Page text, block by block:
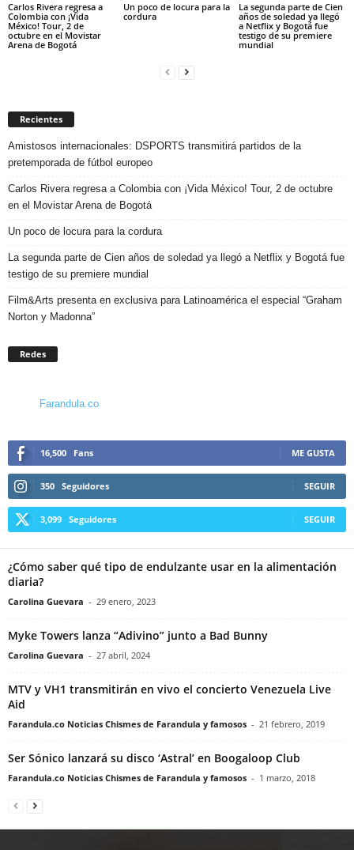
Carlos Rivera regresa a
Colombia con ¡Vida
México! Tour, 2 de
octubre en el Movistar
Arena de Bogotá
Un poco de locura para la
cordura
La segunda parte de Cien
años de soledad ya llegó
a Netflix y Bogotá fue
testigo de su premiere
mundial
Recientes
Amistosos internacionales: DSPORTS transmitirá partidos de la
pretemporada de fútbol europeo
Carlos Rivera regresa a Colombia con ¡Vida México! Tour, 2 de octubre
en el Movistar Arena de Bogotá
Un poco de locura para la cordura
La segunda parte de Cien años de soledad ya llegó a Netflix y Bogotá fue
testigo de su premiere mundial
Film&Arts presenta en exclusiva para Latinoamérica el especial “Graham
Norton y Madonna”
Redes
Farandula.co
16,500 Fans ME GUSTA
350 Seguidores SEGUIR
3,099 Seguidores SEGUIR
¿Cómo saber qué tipo de endulzante usar en la alimentación
diaria?
Carolina Guevara - 29 enero, 2023
Myke Towers lanza “Adivino” junto a Bad Bunny
Carolina Guevara - 27 abril, 2024
MTV y VH1 transmitirán en vivo el concierto Venezuela Live
Aid
Farandula.co Noticias Chismes de Farandula y famosos - 21 febrero, 2019
Ser Sónico lanzará su disco ‘Astral’ en Boogaloop Club
Farandula.co Noticias Chismes de Farandula y famosos - 1 marzo, 2018